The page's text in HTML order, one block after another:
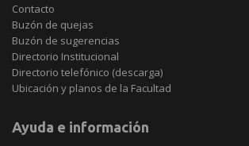
Contacto
Buzón de quejas
Buzón de sugerencias
Directorio Institucional
Directorio telefónico (descarga)
Ubicación y planos de la Facultad
Ayuda e información